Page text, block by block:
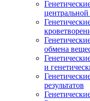
обмена
и
результатов